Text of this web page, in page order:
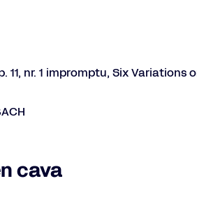
nr. 1 impromptu, Six Variations
cava